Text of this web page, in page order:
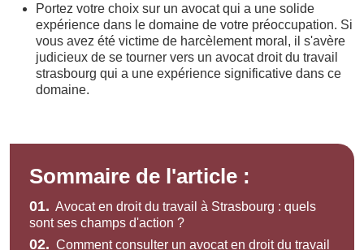
Portez votre choix sur un avocat qui a une solide
expérience dans le domaine de votre préoccupation. Si
vous avez été victime de harcèlement moral, il s'avère
judicieux de se tourner vers un avocat droit du travail
strasbourg qui a une expérience significative dans ce
domaine.
Sommaire de l'article :
01. Avocat en droit du travail à Strasbourg : quels
sont ses champs d'action ?
02. Comment consulter un avocat en droit du travail